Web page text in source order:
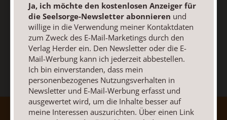
Jetzt anmelden
AGB und Widerrufsbelehrung
Datenschutz
Ja, ich möchte den kostenlosen Anzeiger für
die Seelsorge-Newsletter abonnieren und
willige in die Verwendung meiner Kontaktdaten
zum Zweck des E-Mail-Marketings durch den
Verlag Herder ein. Den Newsletter oder die E-
Mail-Werbung kann ich jederzeit abbestellen.
Ich bin einverstanden, dass mein
personenbezogenes Nutzungsverhalten in
Newsletter und E-Mail-Werbung erfasst und
ausgewertet wird, um die Inhalte besser auf
meine Interessen auszurichten. Über einen Link